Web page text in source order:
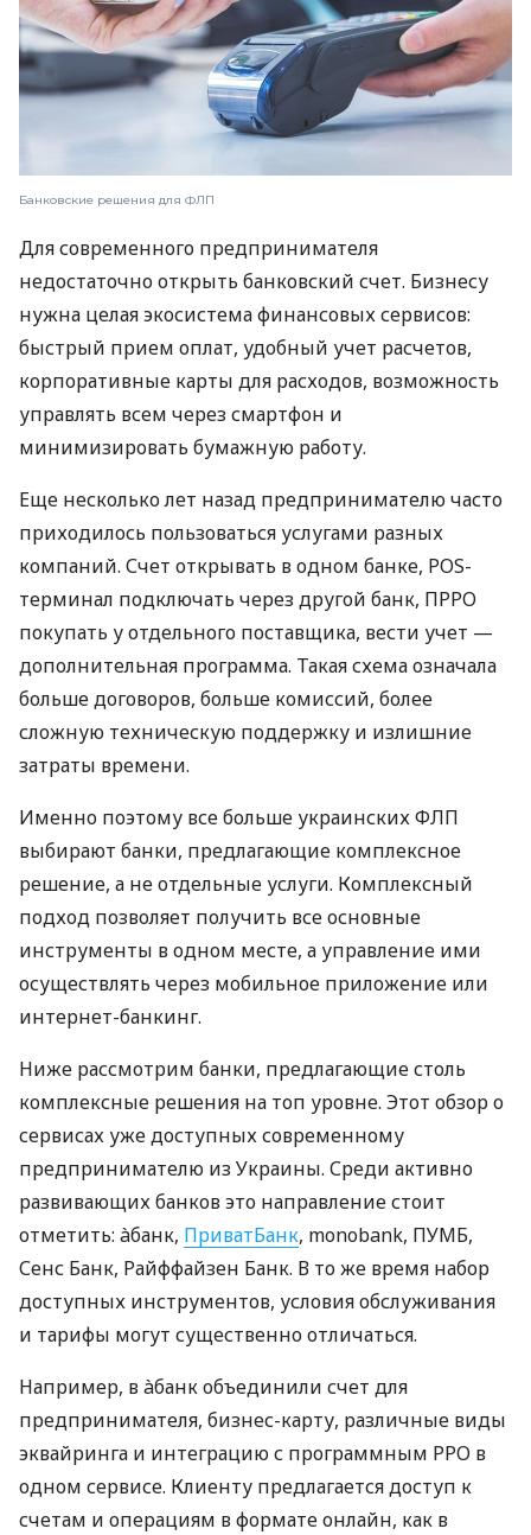
Банковские решения для ФЛП
Для современного предпринимателя
недостаточно открыть банковский счет. Бизнесу
нужна целая экосистема финансовых сервисов:
быстрый прием оплат, удобный учет расчетов,
корпоративные карты для расходов, возможность
управлять всем через смартфон и
минимизировать бумажную работу.
Еще несколько лет назад предпринимателю часто
приходилось пользоваться услугами разных
компаний. Счет открывать в одном банке, POS-
терминал подключать через другой банк, ПРРО
покупать у отдельного поставщика, вести учет —
дополнительная программа. Такая схема означала
больше договоров, больше комиссий, более
сложную техническую поддержку и излишние
затраты времени.
Именно поэтому все больше украинских ФЛП
выбирают банки, предлагающие комплексное
решение, а не отдельные услуги. Комплексный
подход позволяет получить все основные
инструменты в одном месте, а управление ими
осуществлять через мобильное приложение или
интернет-банкинг.
Ниже рассмотрим банки, предлагающие столь
комплексные решения на топ уровне. Этот обзор о
сервисах уже доступных современному
предпринимателю из Украины. Среди активно
развивающих банков это направление стоит
отметить: àбанк, ПриватБанк, monobank, ПУМБ,
Сенс Банк, Райффайзен Банк. В то же время набор
доступных инструментов, условия обслуживания
и тарифы могут существенно отличаться.
Например, в àбанк объединили счет для
предпринимателя, бизнес-карту, различные виды
эквайринга и интеграцию с программным РРО в
одном сервисе. Клиенту предлагается доступ к
счетам и операциям в формате онлайн, как в